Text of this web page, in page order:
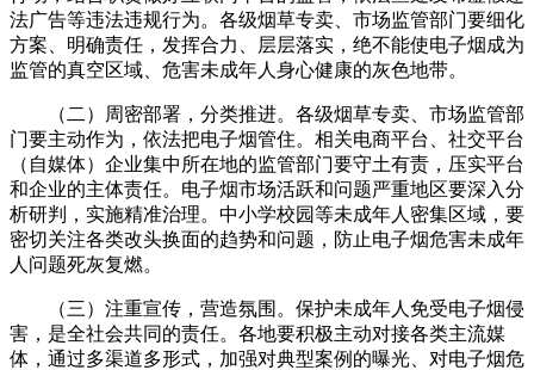
法广告等违法违规行为。各级烟草专卖、市场监管部门要细化
方案、明确责任，发挥合力、层层落实，绝不能使电子烟成为
监管的真空区域、危害未成年人身心健康的灰色地带。
（二）周密部署，分类推进。各级烟草专卖、市场监管部
门要主动作为，依法把电子烟管住。相关电商平台、社交平台
（自媒体）企业集中所在地的监管部门要守土有责，压实平台
和企业的主体责任。电子烟市场活跃和问题严重地区要深入分
析研判，实施精准治理。中小学校园等未成年人密集区域，要
密切关注各类改头换面的趋势和问题，防止电子烟危害未成年
人问题死灰复燃。
（三）注重宣传，营造氛围。保护未成年人免受电子烟侵
害，是全社会共同的责任。各地要积极主动对接各类主流媒
体，通过多渠道多形式，加强对典型案例的曝光、对电子烟危